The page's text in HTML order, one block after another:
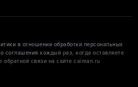
в отношении обработки персональных
соглашения каждый раз, когда оставляете
связи на сайте caiman.ru